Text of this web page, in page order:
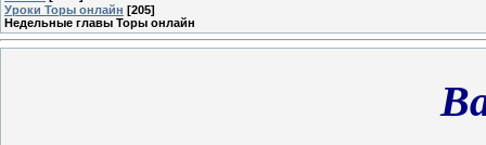
Уроки Торы онлайн [205]
Недельные главы Торы онлайн